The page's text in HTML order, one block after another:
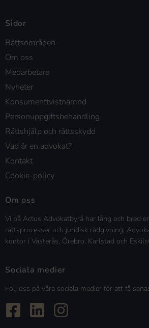
Sidor
Rättsområden
Om oss
Medarbetare
Nyheter
Konsumenttvistnämnd
Personuppgiftsbehandling
Rättshjälp och rättsskydd
Vad är en advokat?
Kontakt
Cookie-policy
Om oss
Vi på Actus Advokatbyrå har lång och bred
rättsprocesser och juridisk rådgivning.
kontor i Västerås, Örebro, Karlstad och
Sociala medier
Följ oss på våra sociala medier för att få